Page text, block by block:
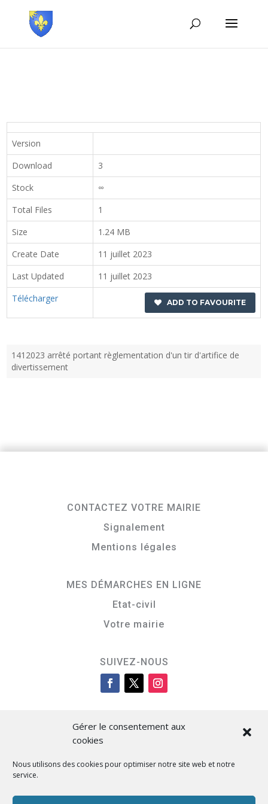
Gérer le consentement aux
cookies
Nous utilisons des cookies pour optimiser notre site web et notre
service.
Version
Download
3
Stock
∞
Total Files
1
Size
1.24 MB
Create Date
11 juillet 2023
Last Updated
11 juillet 2023
Télécharger
ADD TO FAVOURITE
1412023 arrêté portant règlementation d'un tir d'artifice de
divertissement
CONTACTEZ VOTRE MAIRIE
Signalement
Mentions légales
MES DÉMARCHES EN LIGNE
Etat-civil
Votre mairie
SUIVEZ-NOUS
Cità di L’Isula